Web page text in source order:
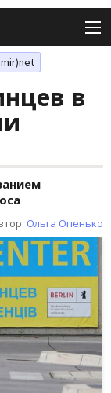
в
Ольга Опенько